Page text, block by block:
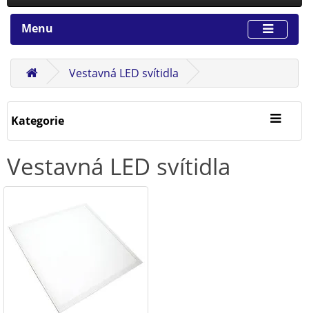
Menu
Vestavná LED svítidla
Kategorie
Vestavná LED svítidla